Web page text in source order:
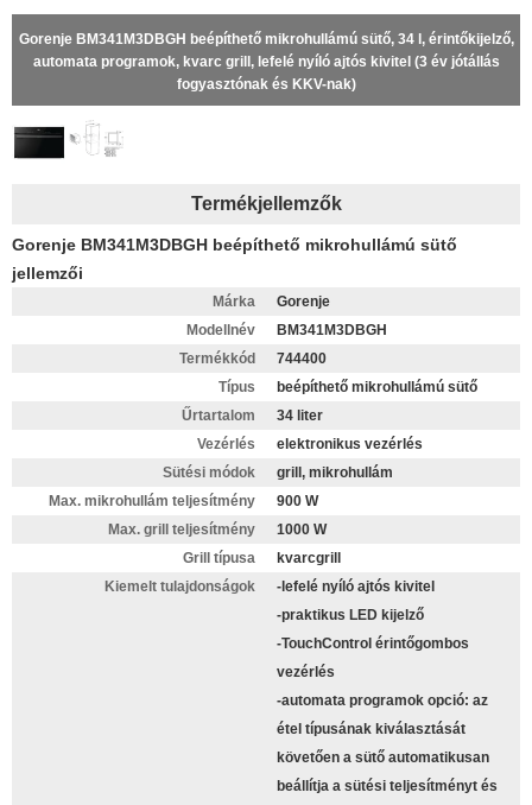
Gorenje BM341M3DBGH beépíthető mikrohullámú sütő, 34 l, érintőkijelző,
automata programok, kvarc grill, lefelé nyíló ajtós kivitel (3 év jótállás
fogyasztónak és KKV-nak)
Termékjellemzők
Gorenje BM341M3DBGH beépíthető mikrohullámú sütő
jellemzői
Márka
Gorenje
Modellnév
BM341M3DBGH
Termékkód
744400
Típus
beépíthető mikrohullámú sütő
Űrtartalom
34 liter
Vezérlés
elektronikus vezérlés
Sütési módok
grill, mikrohullám
Max. mikrohullám teljesítmény
900 W
Max. grill teljesítmény
1000 W
Grill típusa
kvarcgrill
Kiemelt tulajdonságok
-lefelé nyíló ajtós kivitel
-praktikus LED kijelző
-TouchControl érintőgombos
vezérlés
-automata programok opció: az
étel típusának kiválasztását
követően a sütő automatikusan
beállítja a sütési teljesítményt és